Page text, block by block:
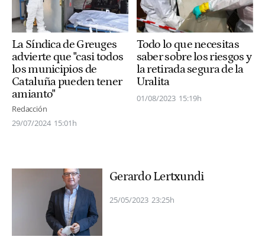
La Síndica de Greuges
advierte que "casi todos
los municipios de
Cataluña pueden tener
amianto"
Redacción
29/07/2024 15:01h
Todo lo que necesitas
saber sobre los riesgos y
la retirada segura de la
Uralita
01/08/2023 15:19h
Gerardo Lertxundi
25/05/2023 23:25h